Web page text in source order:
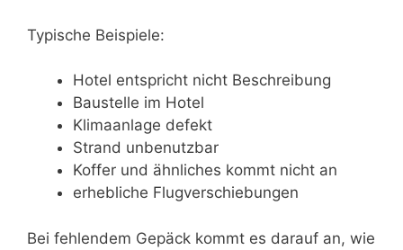
Typische Beispiele:
Hotel entspricht nicht Beschreibung
Baustelle im Hotel
Klimaanlage defekt
Strand unbenutzbar
Koffer und ähnliches kommt nicht an
erhebliche Flugverschiebungen
Bei fehlendem Gepäck kommt es darauf an, wie